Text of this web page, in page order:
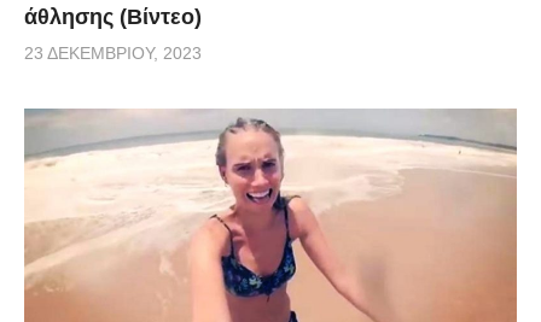
άθλησης (Βίντεο)
23 ΔΕΚΕΜΒΡΊΟΥ, 2023